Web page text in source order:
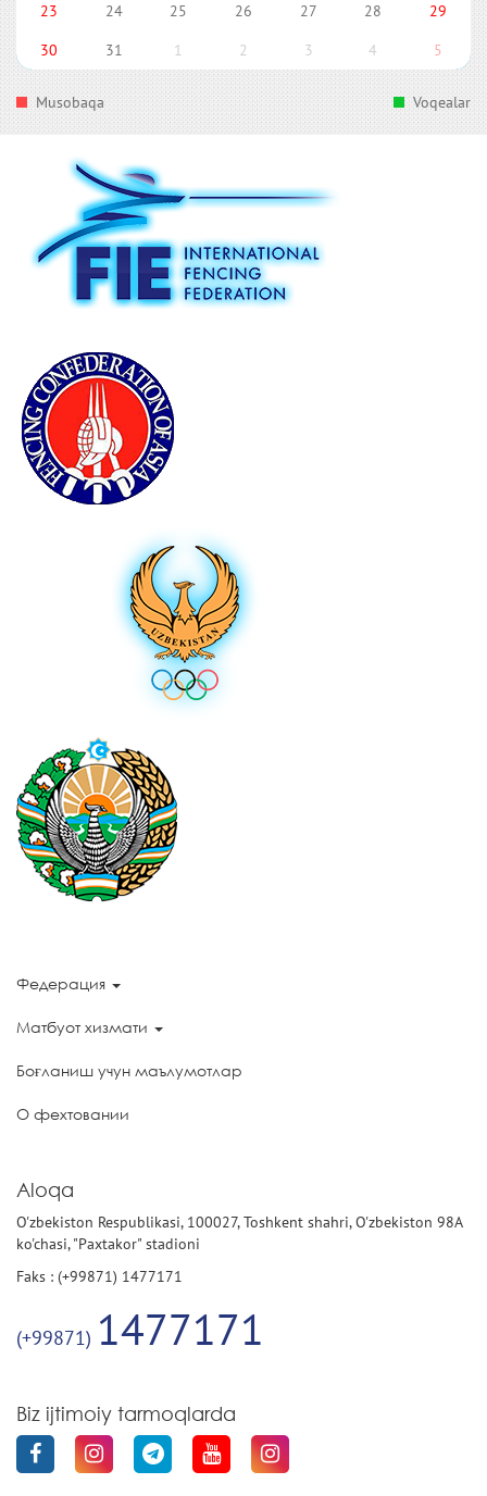
23
24 25 26 27 28
29
30
31 1 2 3 4 5
Musobaqa Voqealar
Федерация
Матбуот хизмати
Боғланиш учун маълумотлар
О фехтовании
Aloqa
O'zbekiston Respublikasi, 100027, Toshkent shahri, O'zbekiston 98A
ko'chasi, "Paxtakor" stadioni
Faks : (+99871) 1477171
(+99871) 1477171
Biz ijtimoiy tarmoqlarda